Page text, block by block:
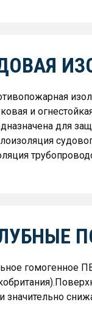
и
для
гомогенное
значительно